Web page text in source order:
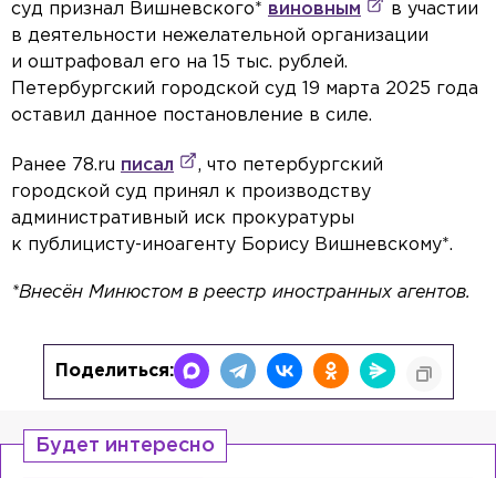
суд признал Вишневского* виновным
в участии
в деятельности нежелательной организации
и оштрафовал его на 15 тыс. рублей.
Петербургский городской суд 19 марта 2025 года
оставил данное постановление в силе.
Ранее 78.ru писал
, что петербургский
городской суд принял к производству
административный иск прокуратуры
к публицисту-иноагенту Борису Вишневскому*.
*Внесён Минюстом в реестр иностранных агентов.
Поделиться:
Будет интересно